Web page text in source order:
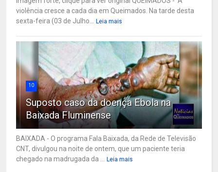
violência cresce a cada dia em Queimados. Na tarde desta
sexta-feira (03 de Julho...
Leia mais
10
Suposto caso da doença Ebola na
Baixada Fluminense
BAIXADA - O programa Fala Baixada, da Rede de Televisão
CNT, divulgou na noite de ontem, que um paciente teria
chegado na madrugada da ...
Leia mais